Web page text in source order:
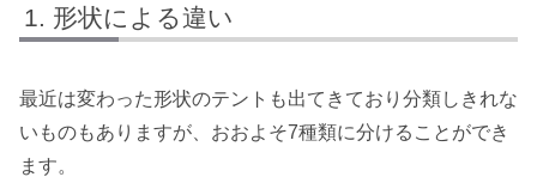
形状による違い
最近は変わった形状のテントも出てきており分類しきれな
いものもありますが、おおよそ7種類に分けることができ
ます。